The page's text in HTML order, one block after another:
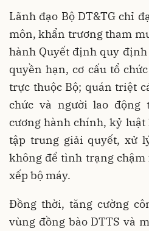
Lãnh đạo Bộ DT&TG chỉ
môn, khẩn trương tham
hành Quyết định quy
quyền hạn, cơ cấu tổ
trực thuộc Bộ; quán triệt
chức và người lao động
cương hành chính, kỷ
tập trung giải quyết, xử
không để tình trạng chậm
xếp bộ máy.
Đồng thời, tăng cường
vùng đồng bào DTTS và